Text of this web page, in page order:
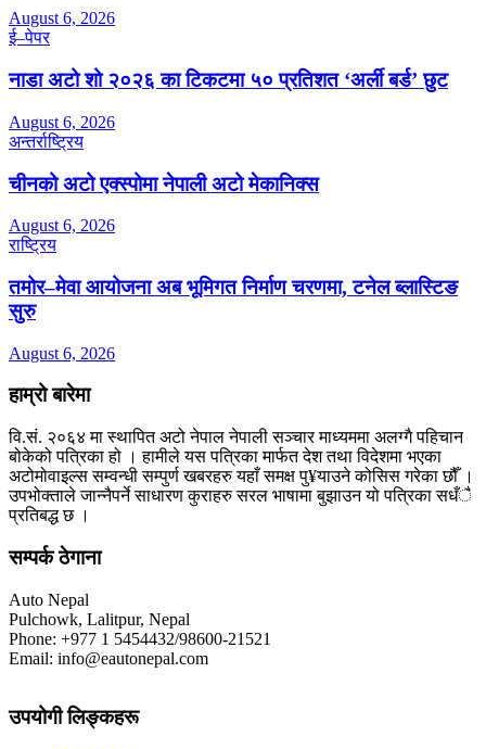
August 6, 2026
ई–पेपर
नाडा अटो शो २०२६ का टिकटमा ५० प्रतिशत ‘अर्ली बर्ड’ छुट
August 6, 2026
अन्तर्राष्ट्रिय
चीनको अटो एक्स्पोमा नेपाली अटो मेकानिक्स
August 6, 2026
राष्ट्रिय
तमोर–मेवा आयोजना अब भूमिगत निर्माण चरणमा, टनेल ब्लास्टिङ
सुरु
August 6, 2026
हाम्रो बारेमा
वि.सं. २०६४ मा स्थापित अटो नेपाल नेपाली सञ्चार माध्यममा अलग्गै पहिचान
बोकेको पत्रिका हो । हामीले यस पत्रिका मार्फत देश तथा विदेशमा भएका
अटोमोवाइल्स सम्वन्धी सम्पुर्ण खबरहरु यहाँ समक्ष पु¥याउने कोसिस गरेका छौँ ।
उपभोक्ताले जान्नैपर्ने साधारण कुराहरु सरल भाषामा बुझाउन यो पत्रिका सधँै
प्रतिबद्ध छ ।
सम्पर्क ठेगाना
Auto Nepal
Pulchowk, Lalitpur, Nepal
Phone: +977 1 5454432/98600-21521
Email: info@eautonepal.com
उपयोगी लिङ्कहरू